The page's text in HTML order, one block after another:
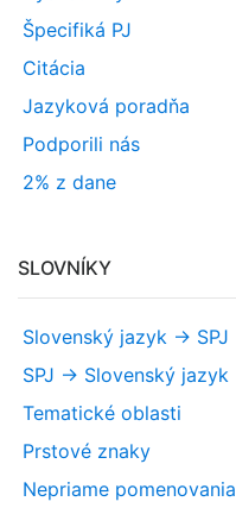
Špecifiká PJ
Citácia
Jazyková poradňa
Podporili nás
2% z dane
SLOVNÍKY
Slovenský jazyk -> SPJ
SPJ -> Slovenský jazyk
Tematické oblasti
Prstové znaky
Nepriame pomenovania